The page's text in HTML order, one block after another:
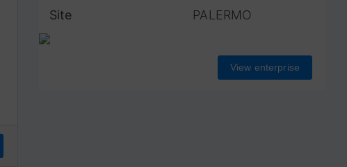
Site PALERMO
View enterprise